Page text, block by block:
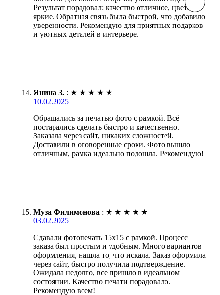
Результат порадовал: качество отличное, цвета
яркие. Обратная связь была быстрой, что добавило
уверенности. Рекомендую для приятных подарков
и уютных деталей в интерьере.
Янина З. : ★ ★ ★ ★ ★
10.02.2025
Обращались за печатью фото с рамкой. Всё
постарались сделать быстро и качественно.
Заказала через сайт, никаких сложностей.
Доставили в оговоренные сроки. Фото вышло
отличным, рамка идеально подошла. Рекомендую!
Муза Филимонова : ★ ★ ★ ★ ★
03.02.2025
Сдавали фотопечать 15х15 с рамкой. Процесс
заказа был простым и удобным. Много вариантов
оформления, нашла то, что искала. Заказ оформила
через сайт, быстро получила подтверждение.
Ожидала недолго, все пришло в идеальном
состоянии. Качество печати порадовало.
Рекомендую всем!